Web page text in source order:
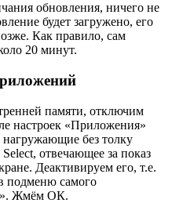
обновления, ничего не
будет загружено, его
Как правило, сам
20 минут.
памяти, отключим
настроек «Приложения»
без толку
отвечающее за показ
Деактивируем его, т.е.
подменю самого
Жмём ОК.